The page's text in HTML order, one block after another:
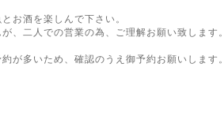
お酒を楽しんで下さい。
、二人での営業の為、ご理解お願い致します。
が多いため、確認のうえ御予約お願いします。